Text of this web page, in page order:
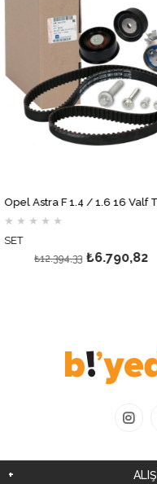
★ ★ ★ ★
₺6.790,82
₺12.394,33